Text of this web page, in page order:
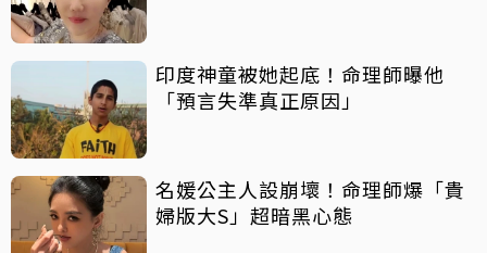
印度神童被她起底！命理師曝他
「預言失準真正原因」
名媛公主人設崩壞！命理師爆「貴
婦版大S」超暗黑心態